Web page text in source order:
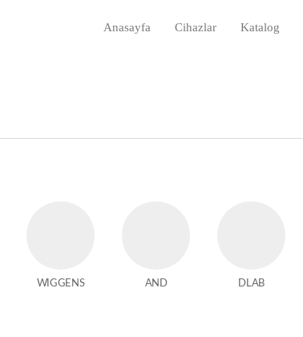
Anasayfa Cihazlar Katalog
WIGGENS AND DLAB